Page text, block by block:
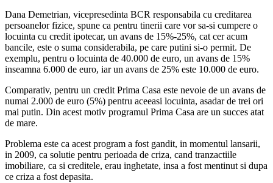
Dana Demetrian, vicepresedinta BCR responsabila cu creditarea
persoanelor fizice, spune ca pentru tinerii care vor sa-si cumpere o
locuinta cu credit ipotecar, un avans de 15%-25%, cat cer acum
bancile, este o suma considerabila, pe care putini si-o permit. De
exemplu, pentru o locuinta de 40.000 de euro, un avans de 15%
inseamna 6.000 de euro, iar un avans de 25% este 10.000 de euro.
Comparativ, pentru un credit Prima Casa este nevoie de un avans de
numai 2.000 de euro (5%) pentru aceeasi locuinta, asadar de trei ori
mai putin. Din acest motiv programul Prima Casa are un succes atat
de mare.
Problema este ca acest program a fost gandit, in momentul lansarii,
in 2009, ca solutie pentru perioada de criza, cand tranzactiile
imobiliare, ca si creditele, erau inghetate, insa a fost mentinut si dupa
ce criza a fost depasita.